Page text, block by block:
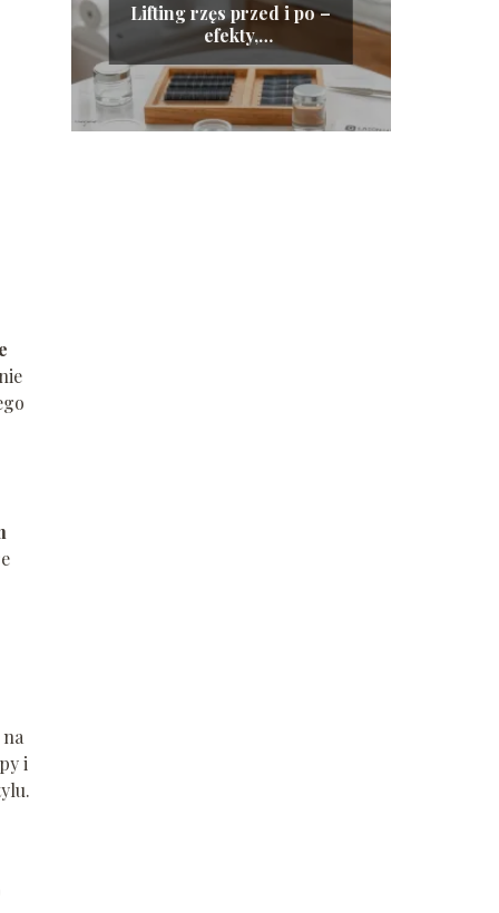
na
i
Lifting rzęs przed i po –
efekty,
przeciwwskazania i
pielęgnacja